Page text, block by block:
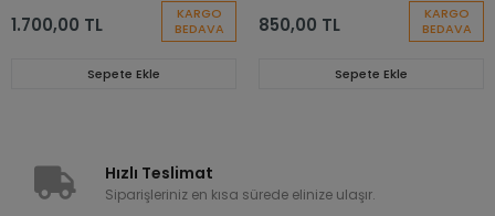
KARGO
BEDAVA
1.700,00 TL
Sepete Ekle
KARGO
BEDAVA
850,00 TL
Sepete Ekle
Hızlı Teslimat
Siparişleriniz en kısa sürede elinize ulaşır.